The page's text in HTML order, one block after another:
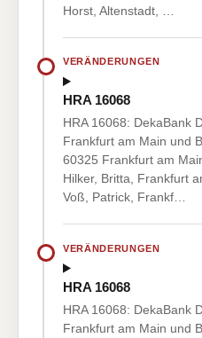
Horst, Altenstadt, …
VERÄNDERUNGEN
HRA 16068
HRA 16068: DekaBank
Frankfurt am Main und
60325 Frankfurt am
Hilker, Britta, Frankfurt
Voß, Patrick, Frankf…
VERÄNDERUNGEN
HRA 16068
HRA 16068: DekaBank
Frankfurt am Main und